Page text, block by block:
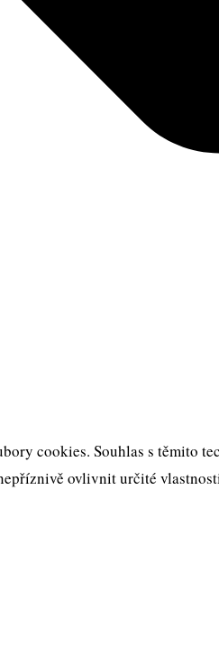
cookies. Souhlas s těmito
ovlivnit určité